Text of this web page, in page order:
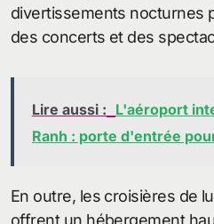
divertissements nocturnes
des concerts et des
Lire aussi : L'aéroport
Ranh : porte d'entrée
En outre, les croisières de
offrent un hébergement